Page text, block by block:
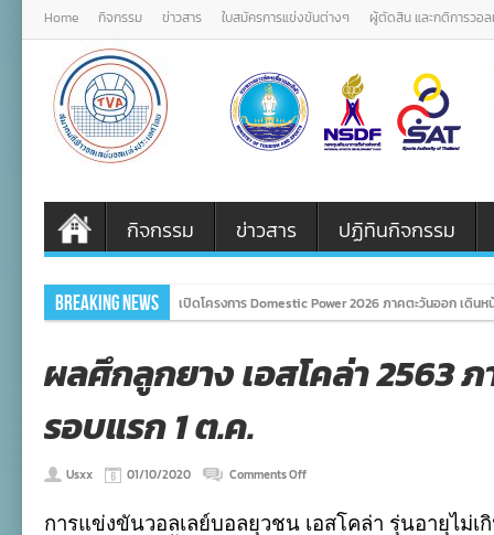
Home กิจกรรม ข่าวสาร ใบสมัครการแข่งขันต่างๆ ผู้ตัดสิน และกติการวอ
กิจกรรม ข่าวสาร ปฏิทินกิจกรรม
Breaking News เปิดโครงการ Domestic Power 2026 ภาคตะวันออก เดิน
ผลศึกลูกยาง เอสโคล่า 2563
รอบแรก 1 ต.ค.
Usxx 01/10/2020 Comments Offon
ลูก
การแข่งขันวอลเลย์บอลยุวชน เอสโคล่า รุ่นอายุไม่เ